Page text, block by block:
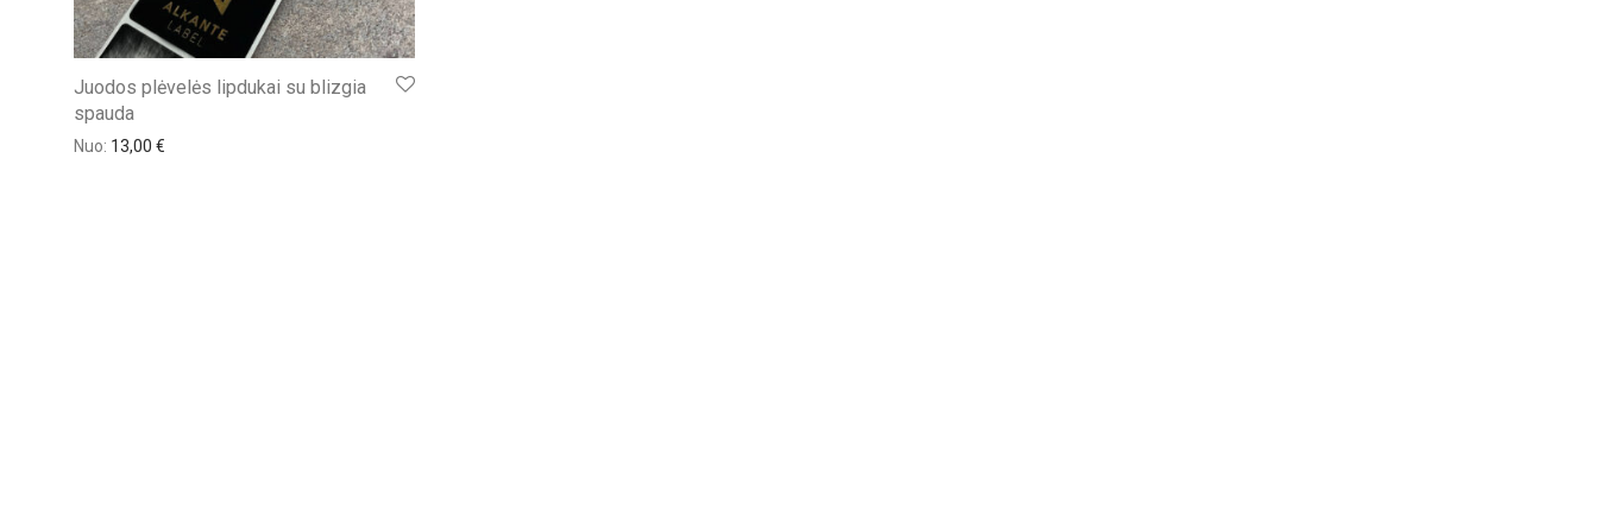
Juodos plėvelės lipdukai su blizgia
spauda
Nuo: 13,00 €